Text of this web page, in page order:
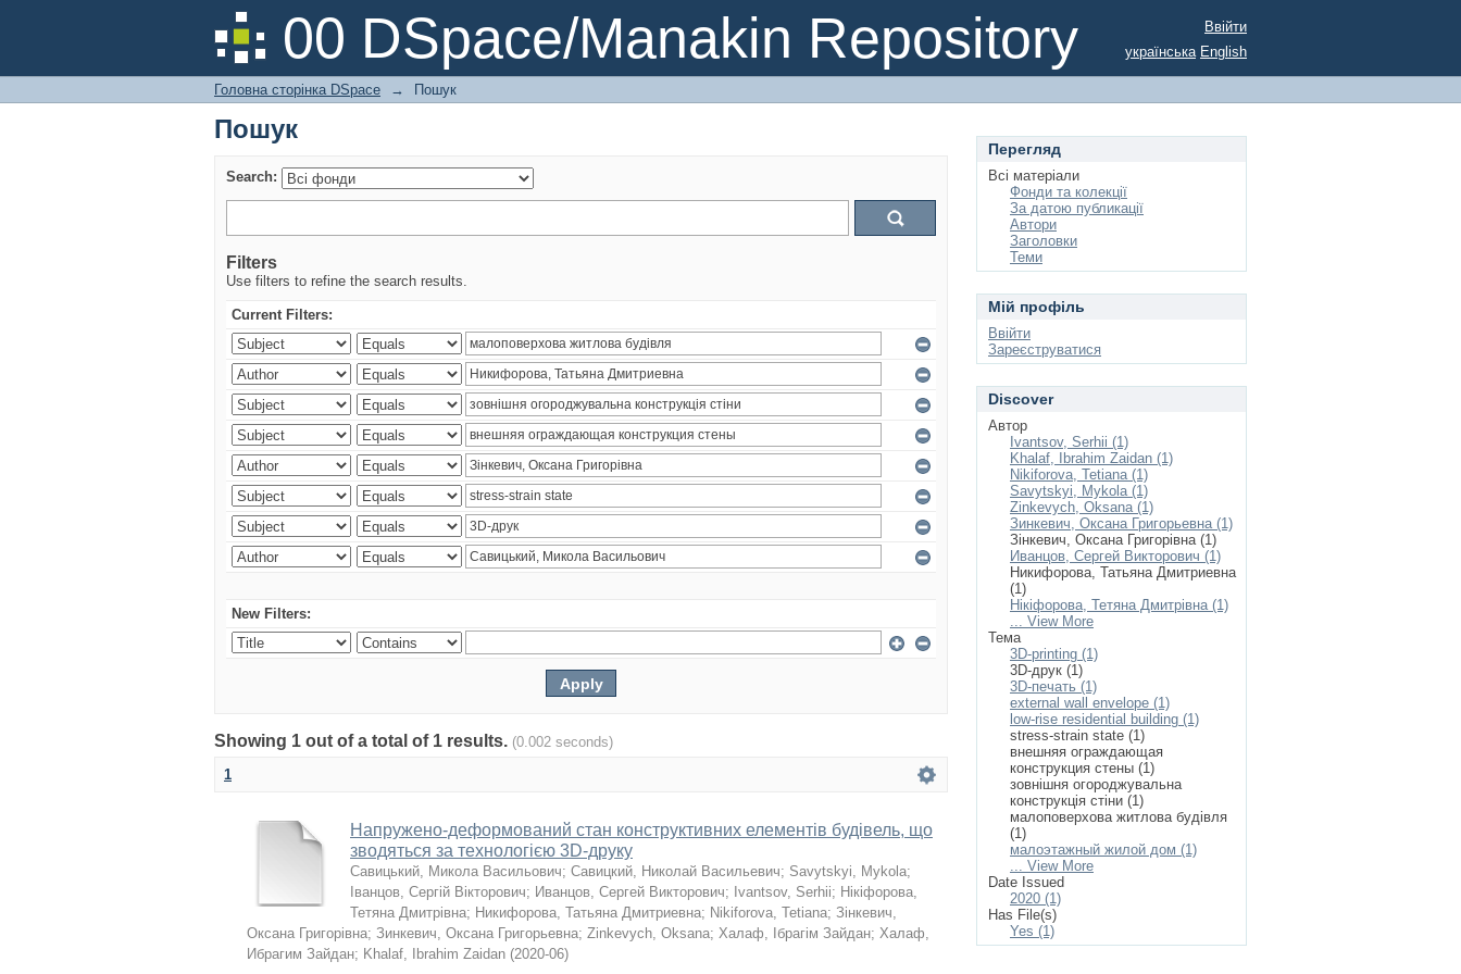
00 DSpace/Manakin Repository
Пошук
Ввійти
українська English
Головна сторінка DSpace → Пошук
Пошук
Search:
Filters
Use filters to refine the search results.
Current Filters:
New Filters:
Showing 1 out of a total of 1 results. (0.002 seconds)
1
Напружено-деформований стан конструктивних елементів будівель, що
зводяться за технологією 3D-друку
Савицький, Микола Васильович; Савицкий, Николай Васильевич; Savytskyi, Mykola;
Іванцов, Сергій Вікторович; Иванцов, Сергей Викторович; Ivantsov, Serhii; Нікіфорова,
Тетяна Дмитрівна; Никифорова, Татьяна Дмитриевна; Nikiforova, Tetiana; Зінкевич,
Оксана Григорівна; Зинкевич, Оксана Григорьевна; Zinkevych, Oksana; Халаф, Ібрагім Зайдан; Халаф,
Ибрагим Зайдан; Khalaf, Ibrahim Zaidan (2020-06)
Перегляд
Всі матеріали
Фонди та колекції
За датою публикації
Автори
Заголовки
Теми
Мій профіль
Ввійти
Зареєструватися
Discover
Автор
Ivantsov, Serhii (1)
Khalaf, Ibrahim Zaidan (1)
Nikiforova, Tetiana (1)
Savytskyi, Mykola (1)
Zinkevych, Oksana (1)
Зинкевич, Оксана Григорьевна (1)
Зінкевич, Оксана Григорівна (1)
Иванцов, Сергей Викторович (1)
Никифорова, Татьяна Дмитриевна
(1)
Нікіфорова, Тетяна Дмитрівна (1)
... View More
Тема
3D-printing (1)
3D-друк (1)
3D-печать (1)
external wall envelope (1)
low-rise residential building (1)
stress-strain state (1)
внешняя ограждающая
конструкция стены (1)
зовнішня огороджувальна
конструкція стіни (1)
малоповерхова житлова будівля
(1)
малоэтажный жилой дом (1)
... View More
Date Issued
2020 (1)
Has File(s)
Yes (1)